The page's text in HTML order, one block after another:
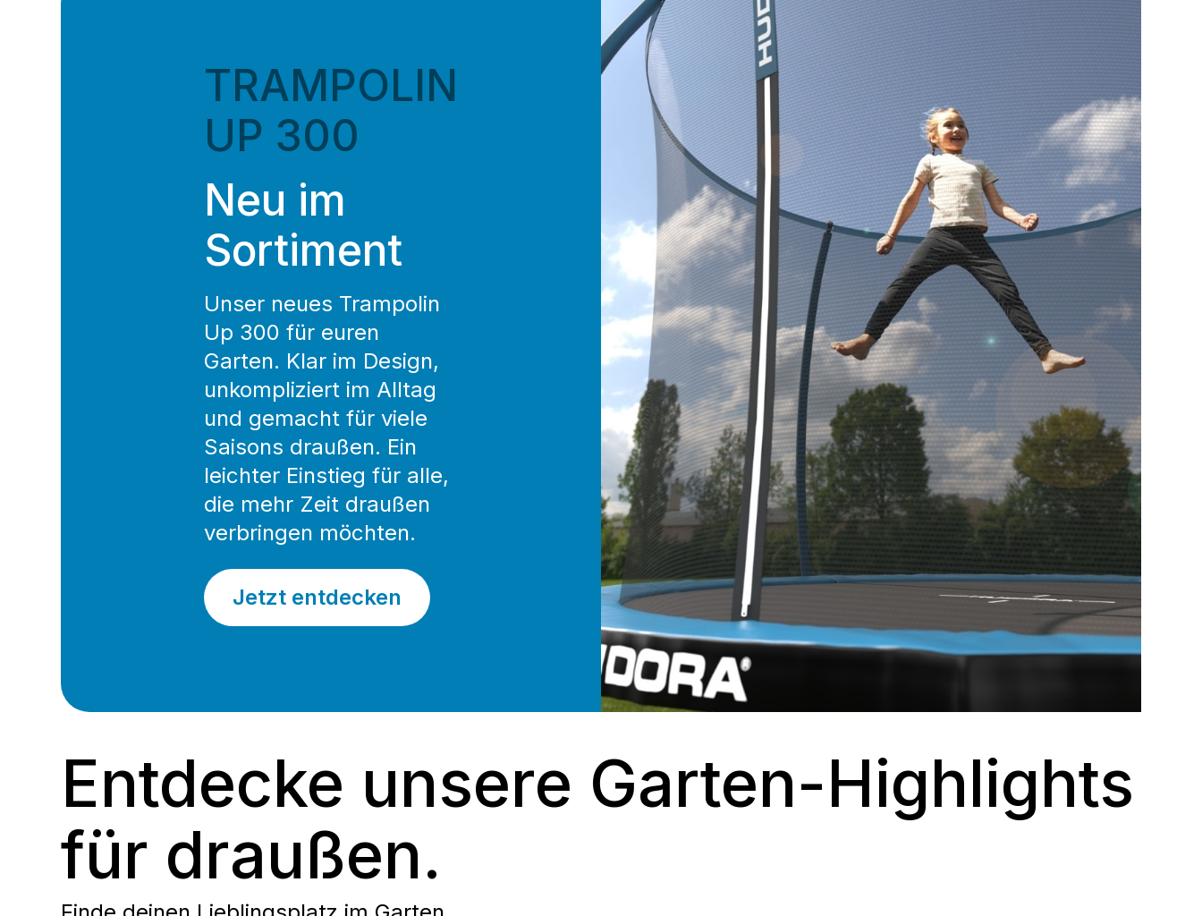
TRAMPOLIN
UP 300
Neu im
Sortiment
Unser neues Trampolin
Up 300 für euren
Garten. Klar im Design,
unkompliziert im Alltag
und gemacht für viele
Saisons draußen. Ein
leichter Einstieg für alle,
die mehr Zeit draußen
verbringen möchten.
Jetzt entdecken
Entdecke unsere Garten-Highlights
für draußen.